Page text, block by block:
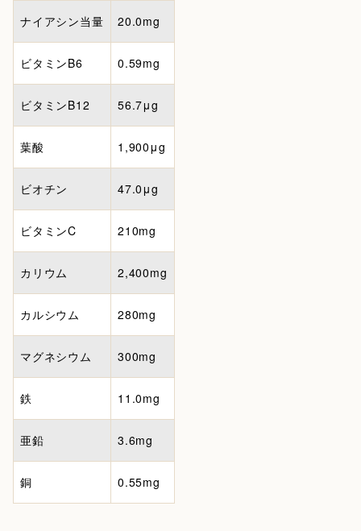
ナイアシン当量 20.0mg
ビタミンB6 0.59mg
ビタミンB12 56.7μg
葉酸 1,900μg
ビオチン 47.0μg
ビタミンC 210mg
カリウム 2,400mg
カルシウム 280mg
マグネシウム 300mg
鉄 11.0mg
亜鉛 3.6mg
銅 0.55mg